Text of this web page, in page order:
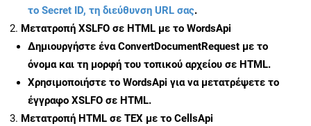
το Secret ID, τη διεύθυνση URL σας.
Μετατροπή XSLFO σε HTML με το WordsApi
Δημιουργήστε έναConvertDocumentRequest με το
όνομα και τη μορφή του τοπικού αρχείου σε HTML.
Χρησιμοποιήστε το WordsApi για να μετατρέψετε το
έγγραφο XSLFO σε HTML.
Μετατροπή HTML σε TEX με το CellsApi